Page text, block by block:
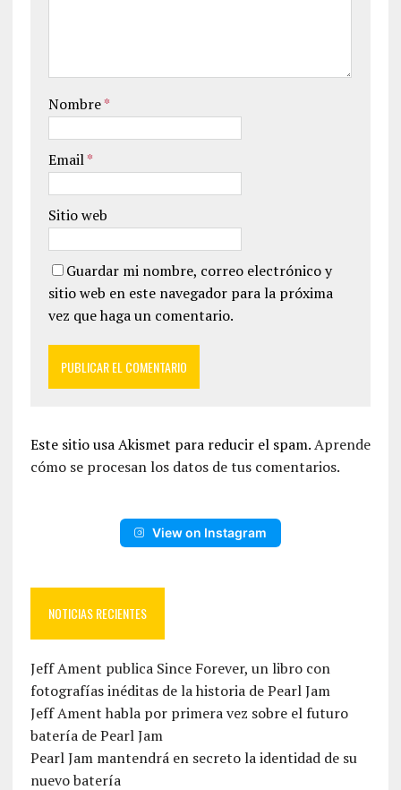
Nombre*
Email*
Sitio web
Guardar mi nombre, correo electrónico y
sitio web en este navegador para la próxima
vez que haga un comentario.
Este sitio usa Akismet para reducir el spam.Aprende
cómo se procesan los datos de tus comentarios.
View on Instagram
NOTICIAS RECIENTES
Jeff Ament publica Since Forever, un libro con
fotografías inéditas de la historia de Pearl Jam
Jeff Ament habla por primera vez sobre el futuro
batería de Pearl Jam
Pearl Jam mantendrá en secreto la identidad de su
nuevo batería